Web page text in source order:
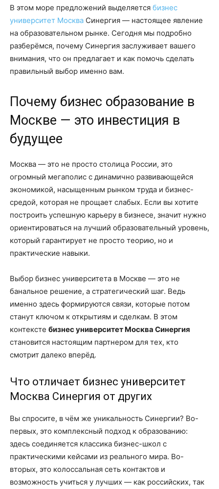
В этом море предложений выделяется бизнес
университет Москва Синергия — настоящее явление
на образовательном рынке. Сегодня мы подробно
разберёмся, почему Синергия заслуживает вашего
внимания, что он предлагает и как помочь сделать
правильный выбор именно вам.
Почему бизнес образование в
Москве — это инвестиция в
будущее
Москва — это не просто столица России, это
огромный мегаполис с динамично развивающейся
экономикой, насыщенным рынком труда и бизнес-
средой, которая не прощает слабых. Если вы хотите
построить успешную карьеру в бизнесе, значит нужно
ориентироваться на лучший образовательный уровень,
который гарантирует не просто теорию, но и
практические навыки.
Выбор бизнес университета в Москве — это не
банальное решение, а стратегический шаг. Ведь
именно здесь формируются связи, которые потом
станут ключом к открытиям и сделкам. В этом
контексте бизнес университет Москва Синергия
становится настоящим партнером для тех, кто
смотрит далеко вперёд.
Что отличает бизнес университет
Москва Синергия от других
Вы спросите, в чём же уникальность Синергии? Во-
первых, это комплексный подход к образованию:
здесь соединяется классика бизнес-школ с
практическими кейсами из реального мира. Во-
вторых, это колоссальная сеть контактов и
возможность учиться у лучших — как российских, так